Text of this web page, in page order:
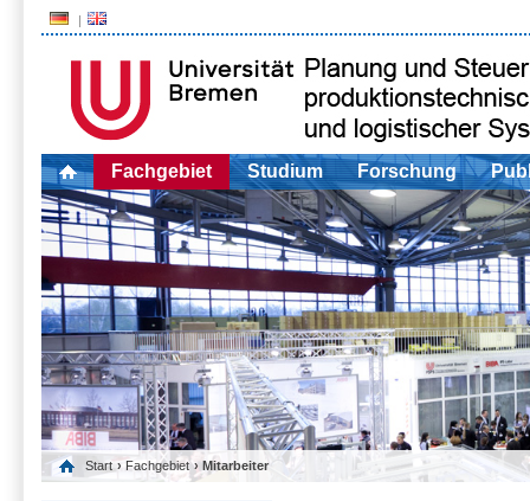
Fachgebiet Studium Forschung
Start › Fachgebiet › Mitarbeiter